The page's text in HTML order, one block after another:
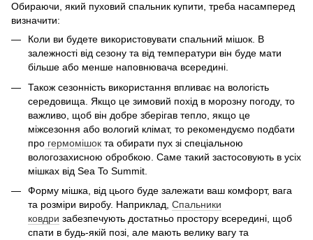
Обираючи, який пуховий спальник купити, треба насамперед
визначити:
Коли ви будете використовувати спальний мішок. В
залежності від сезону та від температури він буде мати
більше або менше наповнювача всередині.
Також сезонність використання впливає на вологість
середовища. Якщо це зимовий похід в морозну погоду, то
важливо, щоб він добре зберігав тепло, якщо це
міжсезоння або вологий клімат, то рекомендуємо подбати
про гермомішок та обирати пух зі спеціальною
вологозахисною обробкою. Саме такий застосовують в усіх
мішках від Sea To Summit.
Форму мішка, від цього буде залежати ваш комфорт, вага
та розміри виробу. Наприклад, Спальники
ковдри забезпечують достатньо простору всередині, щоб
спати в будь-якій позі, але мають велику вагу та